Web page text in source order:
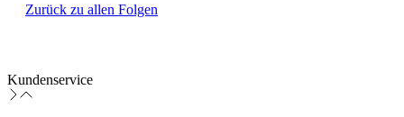
Zurück zu allen Folgen
Kundenservice